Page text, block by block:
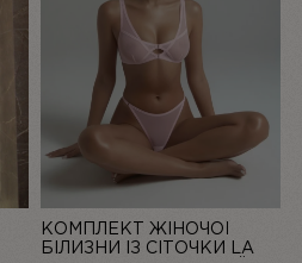
КОМПЛЕКТ ЖІНОЧОЇ
БІЛИЗНИ ІЗ СІТОЧКИ LA